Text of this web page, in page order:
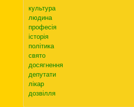
культура
людина
професія
історія
політика
свято
досягнення
депутати
лікар
дозвілля